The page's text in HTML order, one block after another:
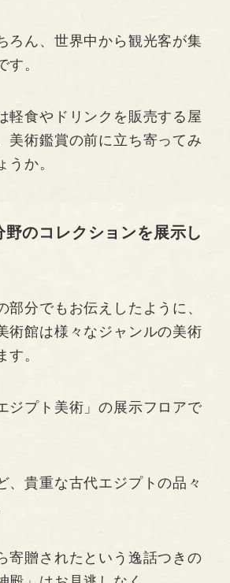
ろん、世界中から観光客が集
す。
軽食やドリンクを販売する屋
美術鑑賞の前に立ち寄ってみ
うか。
野のコレクションを展示し
部分でもお伝えしたように、
術館は様々なジャンルの美術
す。
ジプト美術」の展示フロアで
、貴重な古代エジプトの品々
寄贈されたという逸話つきの